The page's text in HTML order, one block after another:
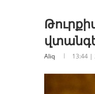
Aliq 13:44 |